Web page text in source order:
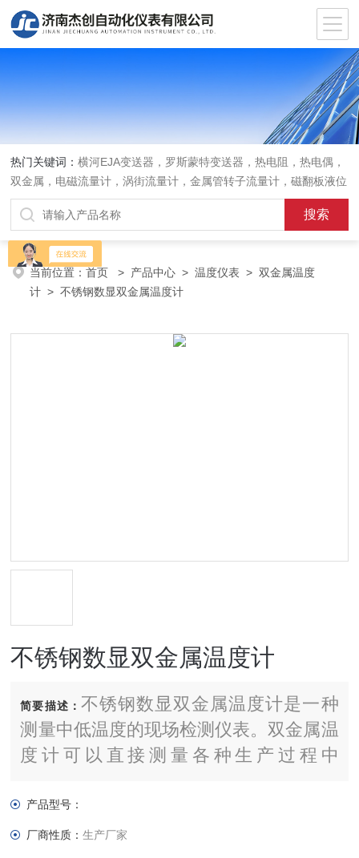
热门关键词：横河EJA变送器，罗斯蒙特变送器，热电阻，热电偶，
双金属，电磁流量计，涡街流量计，金属管转子流量计，磁翻板液位
计，超声波液位计
当前位置：首页 > 产品中心 >温度仪表 >双金属温度
计 > 不锈钢数显双金属温度计
不锈钢数显双金属温度计
简要描述： 不锈钢数显双金属温度计是一种
测量中低温度的现场检测仪表。双金属温
度计可以直接测量各种生产过程中
体介质温度。
产品型号：
厂商性质：生产厂家